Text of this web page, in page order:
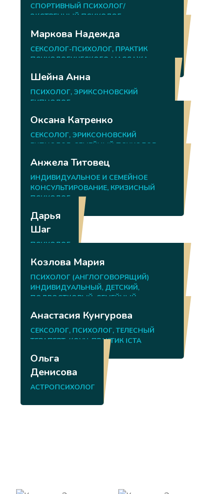
СПОРТИВНЫЙ ПСИХОЛОГ/
ЭКСТРЕННЫЙ ПСИХОЛОГ
Маркова Надежда
СЕКСОЛОГ-ПСИХОЛОГ, ПРАКТИК
ПСИХОЛОГИЧЕСКОГО МАССАЖА
Шейна Анна
ПСИХОЛОГ, ЭРИКСОНОВСКИЙ
ГИПНОЛОГ
Оксана Катренко
СЕКСОЛОГ, ЭРИКСОНОВСКИЙ
ГИПНОЛОГ, СЕМЕЙНЫЙ ПСИХОЛОГ
Анжела Титовец
ИНДИВИДУАЛЬНОЕ И СЕМЕЙНОЕ
КОНСУЛЬТИРОВАНИЕ, КРИЗИСНЫЙ
ПСИХОЛОГ
Дарья
Шаг
ПСИХОЛОГ
Козлова Мария
ПСИХОЛОГ (АНГЛОГОВОРЯЩИЙ)
ИНДИВИДУАЛЬНЫЙ, ДЕТСКИЙ,
ПОДРОСТКОВЫЙ, СЕМЕЙНЫЙ
Анастасия Кунгурова
СЕКСОЛОГ, ПСИХОЛОГ, ТЕЛЕСНЫЙ
ТЕРАПЕВТ, КОУЧ-ПРАКТИК ICTA
Ольга
Денисова
АСТРОПСИХОЛОГ